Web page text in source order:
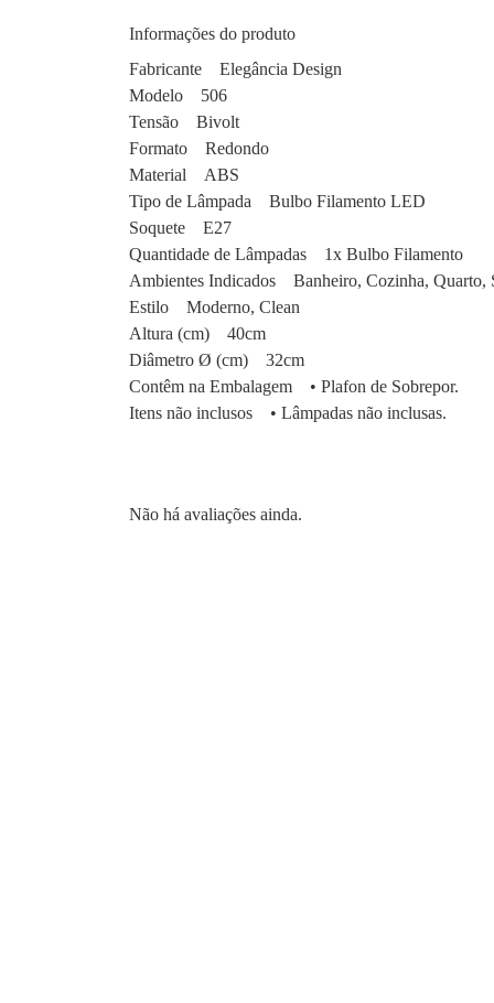
Informações do produto
Fabricante Elegância Design
Modelo 506
Tensão Bivolt
Formato Redondo
Material ABS
Tipo de Lâmpada Bulbo Filamento LED
Soquete E27
Quantidade de Lâmpadas 1x Bulbo Filamento
Ambientes Indicados Banheiro, Cozinha, Quarto,
Estilo Moderno, Clean
Altura (cm) 40cm
Diâmetro Ø (cm) 32cm
Contêm na Embalagem • Plafon de Sobrepor.
Itens não inclusos • Lâmpadas não inclusas.
Não há avaliações ainda.